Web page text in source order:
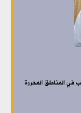
المناطق المحررة